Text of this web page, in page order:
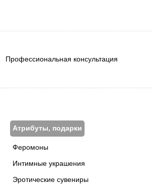
Профессиональная консультация
Атрибуты, подарки
Феромоны
Интимные украшения
Эротические сувениры